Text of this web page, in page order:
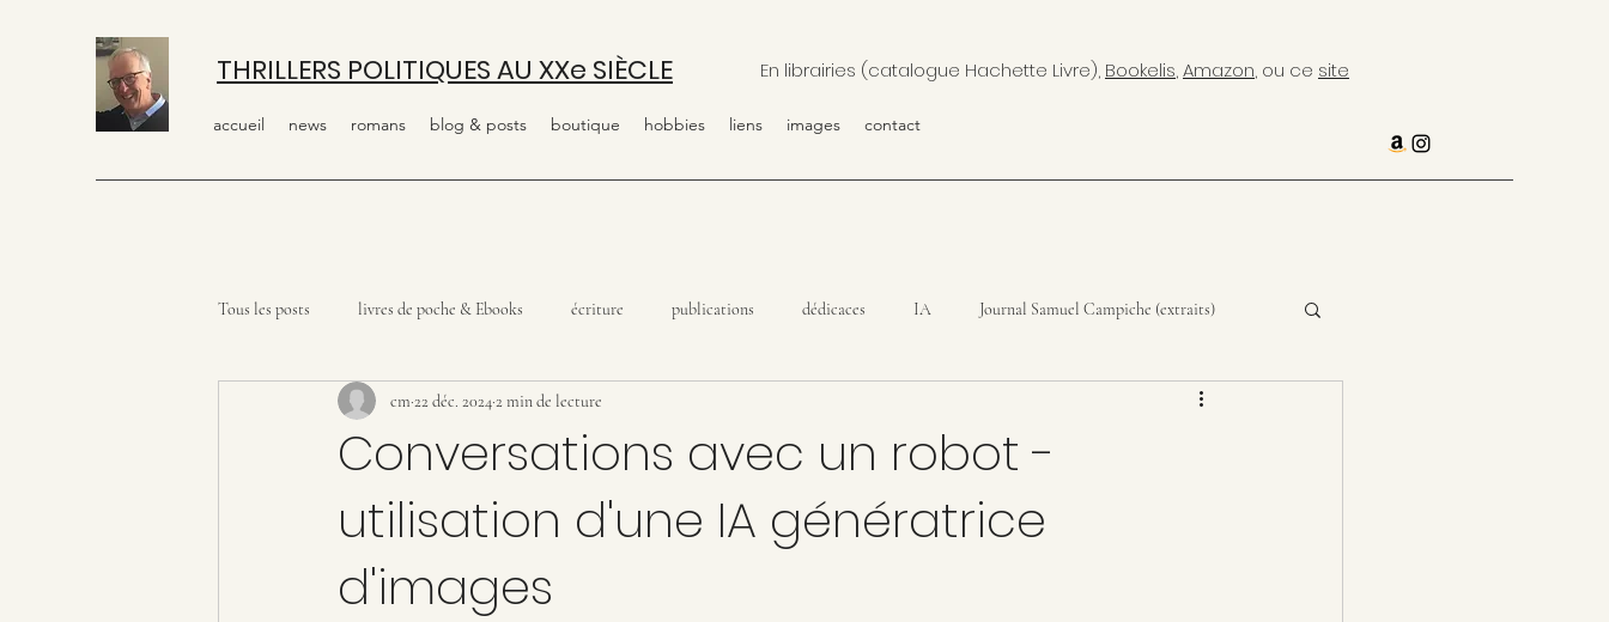
THRILLERS POLITIQUES AU XXe SIÈCLE En librairies (catalogue Hachette Livre), Bookelis,Amazon, ou ce site
accueil news romans blog & posts boutique hobbies liens images contact
Tous les posts livres de poche & Ebooks écriture publications dédicaces IA Journal Samuel Campiche (extraits)
Conversations avec un robot -
utilisation d'une IA génératrice
d'images
cm 22 déc. 20242 min de lecture